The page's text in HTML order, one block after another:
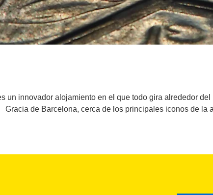
un innovador alojamiento en el que todo gira alrededor
Gracia de Barcelona, cerca de los principales iconos de la